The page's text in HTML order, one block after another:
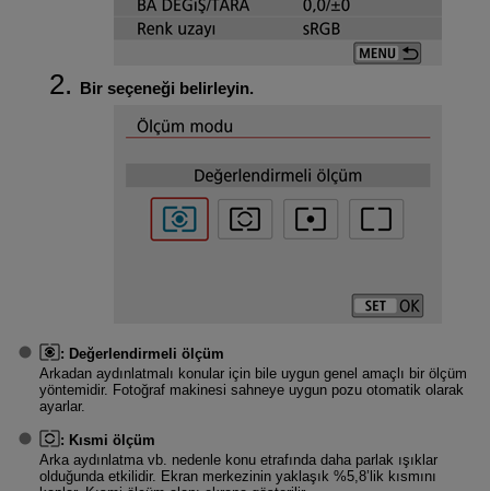
Bir seçeneği belirleyin.
: Değerlendirmeli ölçüm
Arkadan aydınlatmalı konular için bile uygun genel amaçlı bir ölçüm
yöntemidir. Fotoğraf makinesi sahneye uygun pozu otomatik olarak
ayarlar.
: Kısmi ölçüm
Arka aydınlatma vb. nedenle konu etrafında daha parlak ışıklar
olduğunda etkilidir. Ekran merkezinin yaklaşık %5,8’lik kısmını